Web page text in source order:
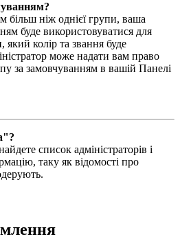
більш ніж однієї групи, ваша
буде використовуватися для
колір та звання буде
може надати вам право
за замовчуванням в вашій Панелі
список адміністраторів і
таку як відомості про